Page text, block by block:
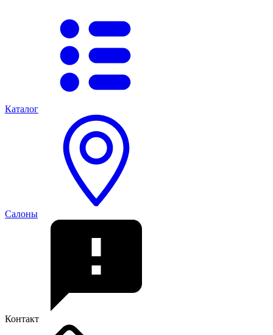
Каталог
Салоны
Контакт